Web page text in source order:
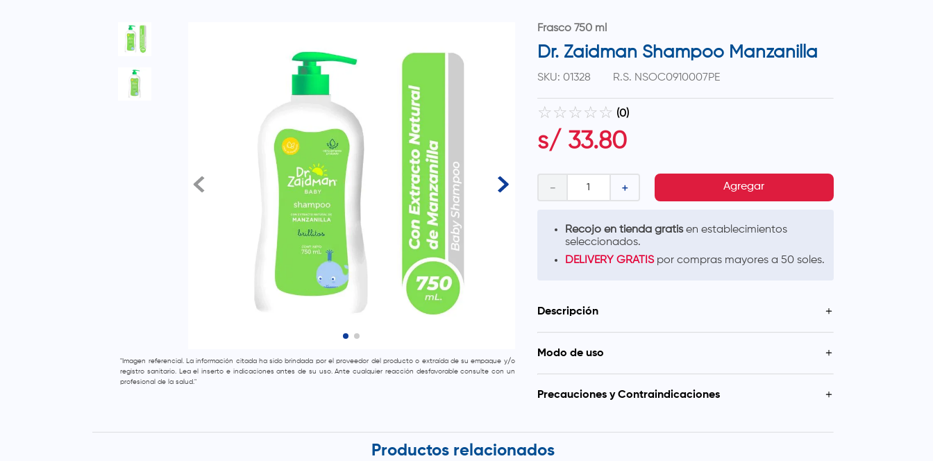
"Imagen referencial. La información citada ha sido brindada por el proveedor del producto o extraída de su empaque y/o
registro sanitario. Lea el inserto e indicaciones antes de su uso. Ante cualquier reacción desfavorable consulte con un
profesional de la salud."
Frasco 750 ml
Dr. Zaidman Shampoo Manzanilla
SKU: 01328 R.S. NSOC0910007PE
☆ ☆ ☆ ☆ ☆ (0)
s/ 33.80
＋
－ Agregar
Recojo en tienda gratisen establecimientos
seleccionados.
DELIVERY GRATISpor compras mayores a 50 soles.
Descripción
Proporciona una experiencia sin lágrimas.
Su fórmula no irritante para los ojos del bebé y libre de
que brindan un brillo y claridad al cabello de su bebé.
Ideal para un cuidado suave y efectivo del cuero cabelludo
Modo de uso
Dr. Zaidman, masajee suavemente hasta generar espuma y luego
enjuague con abundante agua.
Precauciones y Contraindicaciones
de irritación, suspender su uso. Si su bebé presenta alguna
consultar con un profesional de la salud antes de utilizar el
Productos relacionados